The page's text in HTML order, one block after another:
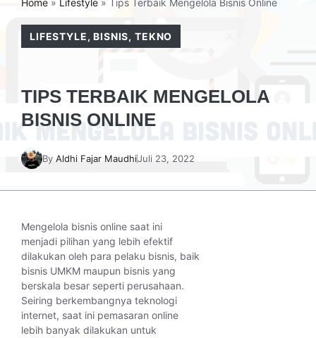
Home » Lifestyle » Tips Terbaik Mengelola Bisnis Online
LIFESTYLE,BISNIS, TEKNO
TIPS TERBAIK MENGELOLA
BISNIS ONLINE
By Aldhi Fajar MaudhiJuli 23, 2022
Mengelola bisnis online saat ini
menjadi pilihan yang lebih efektif
dilakukan oleh para pelaku bisnis, baik
bisnis UMKM maupun bisnis yang
berskala besar seperti perusahaan.
Seiring berkembangnya teknologi
internet, saat ini pemasaran online
lebih banyak dilakukan untuk